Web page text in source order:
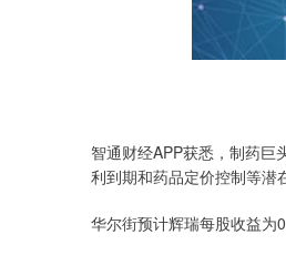
智通财经APP获悉，制药
利到期和药品定价控制等潜
华尔街预计辉瑞每股收益为
上证指数